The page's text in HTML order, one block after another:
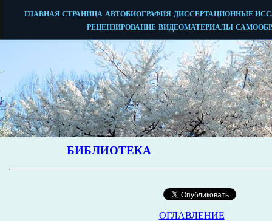
ОГЛАВЛЕНИЕ